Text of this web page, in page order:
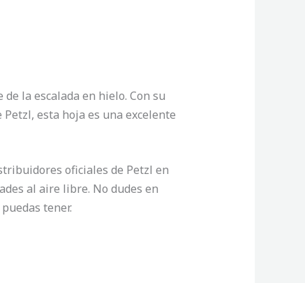
la escalada en hielo. Con su
esta hoja es una excelente
oficiales de Petzl en
al aire libre. No dudes en
tener.